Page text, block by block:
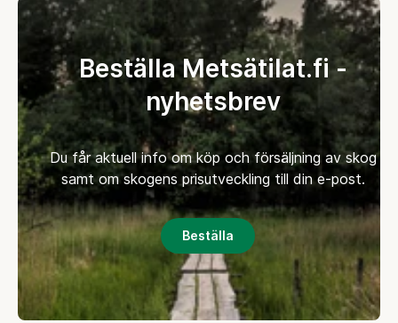
Beställa Metsätilat.fi -
nyhetsbrev
Du får aktuell info om köp och försäljning av skog
samt om skogens prisutveckling till din e-post.
Beställa